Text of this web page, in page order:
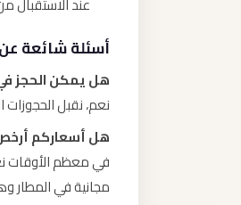
أسئلة شائعة
هل يمكن الحجز
نعم، نقبل
هل أسعاركم
في معظم الأوقات
مجانية في المطار